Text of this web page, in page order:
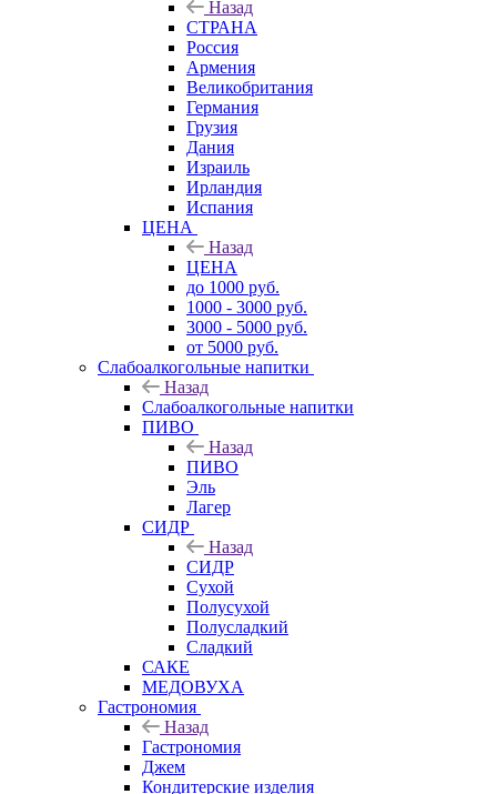
Назад
СТРАНА
Россия
Армения
Великобритания
Германия
Грузия
Дания
Израиль
Ирландия
Испания
ЦЕНА
Назад
ЦЕНА
до 1000 руб.
1000 - 3000 руб.
3000 - 5000 руб.
от 5000 руб.
Слабоалкогольные напитки
Назад
Слабоалкогольные напитки
ПИВО
Назад
ПИВО
Эль
Лагер
СИДР
Назад
СИДР
Сухой
Полусухой
Полусладкий
Сладкий
САКЕ
МЕДОВУХА
Гастрономия
Назад
Гастрономия
Джем
Кондитерские изделия